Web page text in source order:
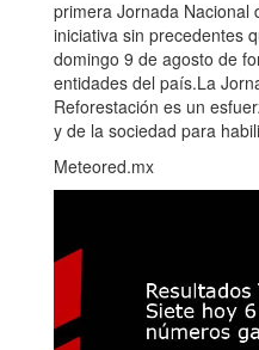
primera Jornada Nacional
iniciativa sin precedentes
domingo 9 de agosto de
entidades del país.La
Reforestación es un
y de la sociedad para
Meteored.mx